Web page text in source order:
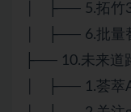
│ ├── 5.拓竹
│ ├── 6.批量
├── 10.未来道
│ ├── 1.荟萃